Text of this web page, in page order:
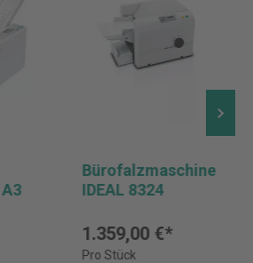
Bürofalzmaschine
IDEAL 8324
1.359,00 €*
Pro Stück